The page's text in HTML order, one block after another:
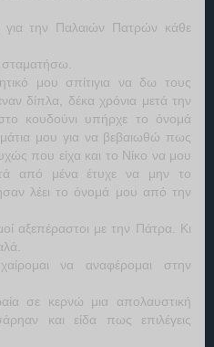
για την Παλαιών Πατρών κάθε
μου σπίτιγια να δω τους
δίπλα, δέκα χρόνια μετά την
κουδούνι υπήρχε το όνομά
μάτια μου για να βεβαιωθώ πως
που είχα και το Νίκο να μου
από μένα έτυχε να μην το
λέει το όνομά μου από την
αξεπέραστοι με την Πάτρα. Κι
να αναφέρομαι στην
σε κερνώ μια απολαυστική
και είδα πως επιλέγεις